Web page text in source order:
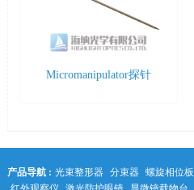
Micromanipulator探针
产品导航 : 光束整形器 分束器 螺旋相位板